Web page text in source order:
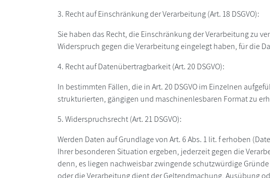
3. Recht auf Einschränkung der Verarbeitung (Art. 18 DSGVO):
Sie haben das Recht, die Einschränkung der Verarbeitung zu
Widerspruch gegen die Verarbeitung eingelegt haben, für die
4. Recht auf Datenübertragbarkeit (Art. 20 DSGVO):
In bestimmten Fällen, die in Art. 20 DSGVO im Einzelnen
strukturierten, gängigen und maschinenlesbaren Format zu
5. Widerspruchsrecht (Art. 21 DSGVO):
Werden Daten auf Grundlage von Art. 6 Abs. 1 lit. f erhoben
Ihrer besonderen Situation ergeben, jederzeit gegen die
denn, es liegen nachweisbar zwingende schutzwürdige